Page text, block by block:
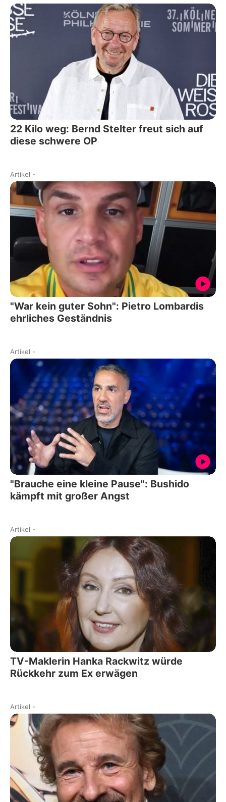
22 Kilo weg: Bernd Stelter freut sich auf
diese schwere OP
Artikel -
"War kein guter Sohn": Pietro Lombardis
ehrliches Geständnis
Artikel -
"Brauche eine kleine Pause": Bushido
kämpft mit großer Angst
Artikel -
TV-Maklerin Hanka Rackwitz würde
Rückkehr zum Ex erwägen
Artikel -